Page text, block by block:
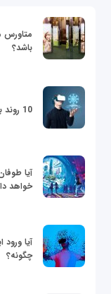
متاورس
باشد؟
10 روند برتر تجارت و فناوری در سال 2022
آیا
خواهد
آیا
چگونه؟